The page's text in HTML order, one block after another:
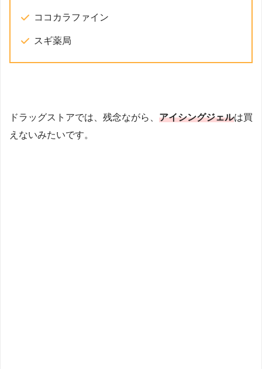
ココカラファイン
スギ薬局
ドラッグストアでは、残念ながら、 アイシングジェルは買
えないみたいです。